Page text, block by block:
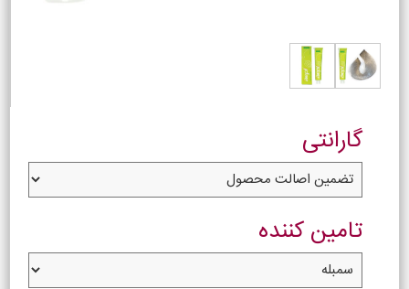
گارانتی
تامین کننده